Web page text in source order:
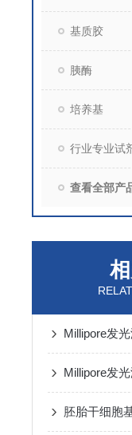
基质胶
胰酶
培养基
行业专业试
查看全部产
胚胎干细胞